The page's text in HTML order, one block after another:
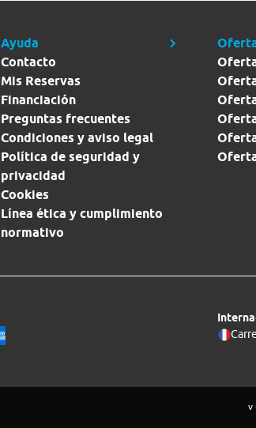
Ayuda
Contacto
Mis Reservas
Financiación
Preguntas frecuentes
Condiciones y aviso legal
Política de seguridad y
privacidad
Cookies
Línea ética y cumplimiento
normativo
v